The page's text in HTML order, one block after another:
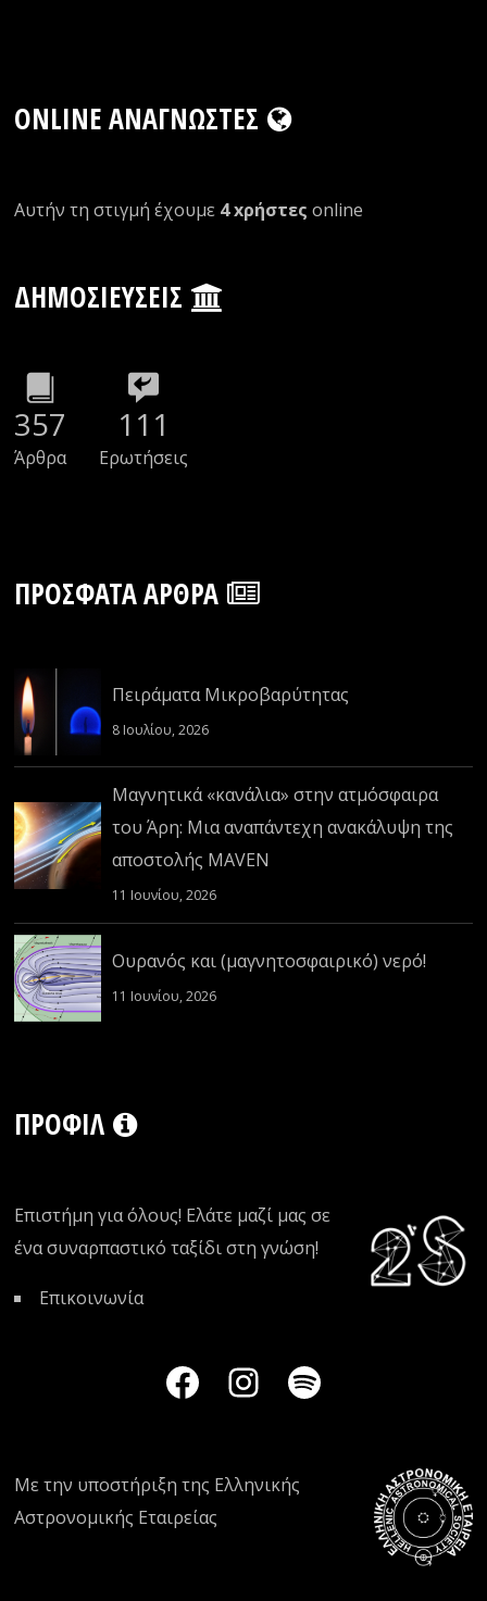
ONLINE ΑΝΑΓΝΏΣΤΕΣ
Αυτήν τη στιγμή έχουμε 4 xρήστες οnline
ΔΗΜΟΣΙΕΎΣΕΙΣ
357
Άρθρα
111
Ερωτήσεις
ΠΡΌΣΦΑΤΑ ΆΡΘΡΑ
Πειράματα Μικροβαρύτητας
8 Ιουλίου, 2026
Μαγνητικά «κανάλια» στην ατμόσφαιρα
του Άρη: Μια αναπάντεχη ανακάλυψη της
αποστολής MAVEN
11 Ιουνίου, 2026
Ουρανός και (μαγνητοσφαιρικό) νερό!
11 Ιουνίου, 2026
ΠΡΟΦΊΛ
Επιστήμη για όλους! Ελάτε μαζί μας σε
ένα συναρπαστικό ταξίδι στη γνώση!
Επικοινωνία
Με την υποστήριξη της Ελληνικής
Αστρονομικής Εταιρείας